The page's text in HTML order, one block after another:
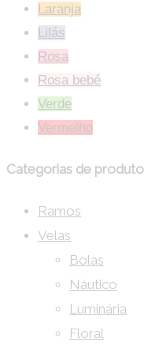
Laranja
Lilás
Rosa
Rosa bebé
Verde
Vermelho
Categorias de produto
Ramos
Velas
Bolas
Náutico
Luminária
Floral